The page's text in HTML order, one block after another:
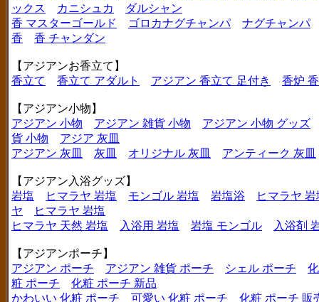
ックス
カニシュカ
ダルシャン
香 マスターゴールド
ゴロカナグチャンパ
ナグチャンパ
香
香 チャンダン
【アジアンお香立て】
香立て
香立て アダルト アジアン 香立て 足付き 香炉
【アジアン小物】
アジアン 小物
アジアン 雑貨 小物
アジアン 小物 グッズ
貨 小物
アジア 灰皿
アジアン 灰皿
灰皿 オリジナル 灰皿 アンティーク 灰皿
【アジアン入浴グッズ】
岩塩
ヒマラヤ 岩塩 モンゴル 岩塩 岩塩浴
ヒマラヤ
ヤ
ヒマラヤ 岩塩
ヒマラヤ 天然 岩塩
入浴用 岩塩 岩塩 モンゴル 入浴剤
【アジアンポーチ】
アジアン ポーチ
アジアン 雑貨 ポーチ シェル ポーチ
粧 ポーチ
化粧 ポーチ 新品
かわいい 化粧 ポーチ
可愛い 化粧 ポーチ 化粧 ポーチ 販